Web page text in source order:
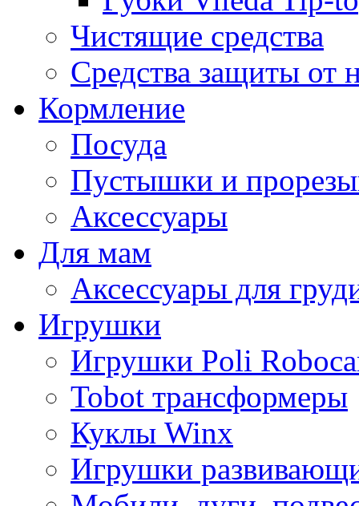
Чистящие средства
Средства защиты от
Кормление
Посуда
Пустышки и
Аксессуары
Для мам
Аксессуары для
Игрушки
Игрушки Poli
Tobot трансформеры
Куклы Winx
Игрушки